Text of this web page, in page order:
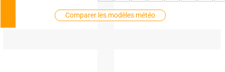
Comparer les modèles météo